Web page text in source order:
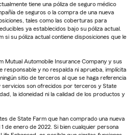
tiene una póliza de seguro médico
de seguros o la compra de una nueva
tales como las coberturas para
ya establecidos bajo su póliza actual.
si su póliza actual contiene disposiciones que le
Mutual Automobile Insurance Company y sus
responsable y no respalda ni aprueba, implícita
sitio de terceros al que se haga referencia
son ofrecidos por terceros y State
la idoneidad ni la calidad de los productos y
de State Farm que han comprado una nueva
de enero de 2022. Si bien cualquier persona